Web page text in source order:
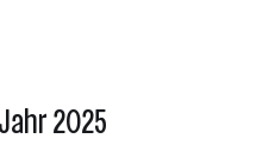
2025